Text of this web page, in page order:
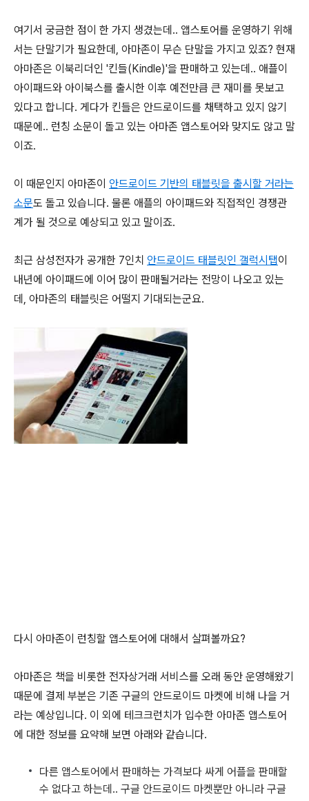
여기서 궁금한 점이 한 가지 생겼는데.. 앱스토어를 운영하기 위해
서는 단말기가 필요한데, 아마존이 무슨 단말을 가지고 있죠? 현재
아마존은 이북리더인 '킨들(Kindle)'을 판매하고 있는데.. 애플이
아이패드와 아이북스를 출시한 이후 예전만큼 큰 재미를 못보고
있다고 합니다. 게다가 킨들은 안드로이드를 채택하고 있지 않기
때문에.. 런칭 소문이 돌고 있는 아마존 앱스토어와 맞지도 않고 말
이죠.
이 때문인지 아마존이 안드로이드 기반의 태블릿을 출시할 거라는
소문도 돌고 있습니다. 물론 애플의 아이패드와 직접적인 경쟁관
계가 될 것으로 예상되고 있고 말이죠.
최근 삼성전자가 공개한 7인치 안드로이드 태블릿인 갤럭시탭이
내년에 아이패드에 이어 많이 판매될거라는 전망이 나오고 있는
데, 아마존의 태블릿은 어떨지 기대되는군요.
다시 아마존이 런칭할 앱스토어에 대해서 살펴볼까요?
아마존은 책을 비롯한 전자상거래 서비스를 오래 동안 운영해왔기
때문에 결제 부분은 기존 구글의 안드로이드 마켓에 비해 나을 거
라는 예상입니다. 이 외에 테크크런치가 입수한 아마존 앱스토어
에 대한 정보를 요약해 보면 아래와 같습니다.
다른 앱스토어에서 판매하는 가격보다 싸게 어플을 판매할
수 없다고 하는데.. 구글 안드로이드 마켓뿐만 아니라 구글